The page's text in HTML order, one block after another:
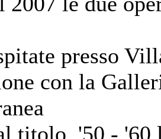
presso
con la
titolo, '50 - '60